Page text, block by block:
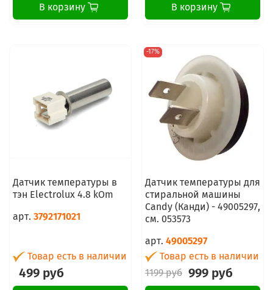
В корзину В корзину
Датчик температуры в
тэн Electrolux 4.8 kOm
арт. 3792171021
Товар есть в наличии
499 руб
-17%
Датчик температуры для
стиральной машины
Candy (Канди) - 49005297,
см. 053573
арт. 49005297
Товар есть в наличии
1199 руб 999 руб